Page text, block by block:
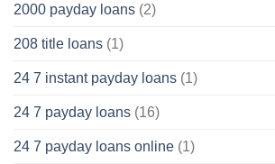
2000 payday loans (2)
208 title loans (1)
24 7 instant payday loans (1)
24 7 payday loans (16)
24 7 payday loans online (1)